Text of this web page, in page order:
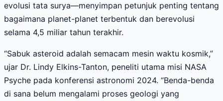
evolusi tata surya—menyimpan petunjuk penting tentang
bagaimana planet-planet terbentuk dan berevolusi
selama 4,5 miliar tahun terakhir.
“Sabuk asteroid adalah semacam mesin waktu kosmik,”
ujar Dr. Lindy Elkins-Tanton, peneliti utama misi NASA
Psyche pada konferensi astronomi 2024. “Benda-benda
di sana belum mengalami proses geologi yang